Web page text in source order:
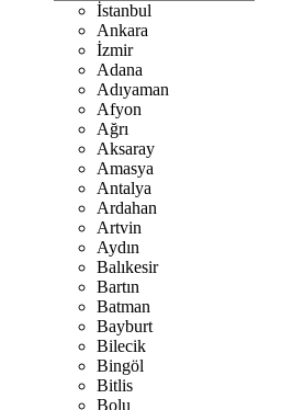
İstanbul
Ankara
İzmir
Adana
Adıyaman
Afyon
Ağrı
Aksaray
Amasya
Antalya
Ardahan
Artvin
Aydın
Balıkesir
Bartın
Batman
Bayburt
Bilecik
Bingöl
Bitlis
Bolu